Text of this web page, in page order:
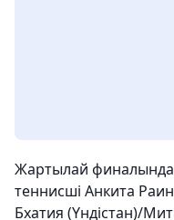
Жартылай финалында
теннисші Анкита
Бхатия (Үндістан)/